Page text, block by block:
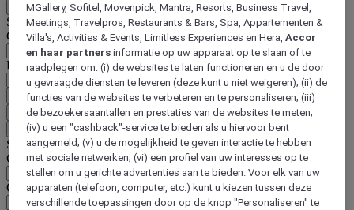
Terug
Selecteer hieronder uw land en taal
Geografische zone
Land/regio-taal
Bevestig mijn land en taal
EUR (€)
Terug
Selecteer hieronder uw valuta
Geografische zone
Offerte
MGallery, Sofitel, Movenpick, Mantra, Resorts, Business Travel,
Meetings, Travelpros, Restaurants & Bars, Spa, Appartementen &
Villa's, Activities & Events, Limitless Experiences en Hera,Accor
en haar partners informatie op uw apparaat op te slaan of te
raadplegen om: (i) de websites te laten functioneren en u de door
u gevraagde diensten te leveren (deze kunt u niet weigeren); (ii) de
functies van de websites te verbeteren en te personaliseren; (iii)
de bezoekersaantallen en prestaties van de websites te meten;
(iv) u een "cashback"-service te bieden als u hiervoor bent
aangemeld; (v) u de mogelijkheid te geven interactie te hebben
met sociale netwerken; (vi) een profiel van uw interesses op te
stellen om u gerichte advertenties aan te bieden. Voor elk van uw
apparaten (telefoon, computer, etc.) kunt u kiezen tussen deze
verschillende toepassingen door op de knop "Personaliseren" te